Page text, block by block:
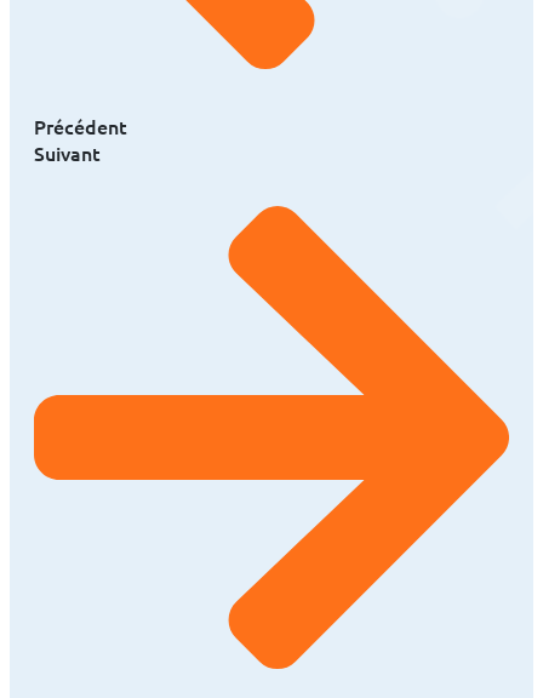
Précédent
Suivant